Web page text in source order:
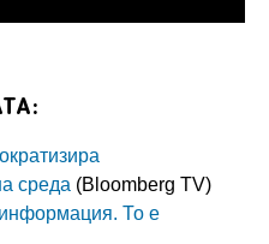
среда (Bloomberg TV)
То е